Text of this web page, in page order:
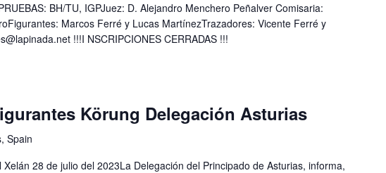
BH/TU, IGPJuez: D. Alejandro Menchero Peñalver Comisaria:
Marcos Ferré y Lucas MartínezTrazadores: Vicente Ferré y
!!!I NSCRIPCIONES CERRADAS !!!
Körung Delegación Asturias
Spain
Xelán 28 de julio del 2023La Delegación del Principado de Asturias, informa,